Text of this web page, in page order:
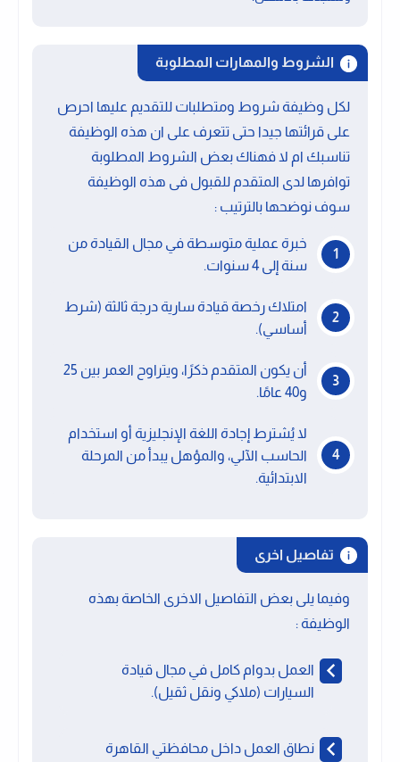
الشروط والمهارات المطلوبة
لكل وظيفة شروط ومتطلبات للتقديم عليها احرص
على قرائتها جيدا حتى تتعرف على ان هذه الوظيفة
تناسبك ام لا فهناك بعض الشروط المطلوبة
توافرها لدى المتقدم للقبول فى هذه الوظيفة
سوف نوضحها بالترتيب :
خبرة عملية متوسطة في مجال القيادة من
سنة إلى 4 سنوات.
امتلاك رخصة قيادة سارية درجة ثالثة (شرط
أساسي).
أن يكون المتقدم ذكرًا، ويتراوح العمر بين 25
و40 عامًا.
لا يُشترط إجادة اللغة الإنجليزية أو استخدام
الحاسب الآلي، والمؤهل يبدأ من المرحلة
الابتدائية.
تفاصيل اخرى
وفيما يلى بعض التفاصيل الاخرى الخاصة بهذه
الوظيفة :
العمل بدوام كامل في مجال قيادة
السيارات (ملاكي ونقل ثقيل).
نطاق العمل داخل محافظتي القاهرة